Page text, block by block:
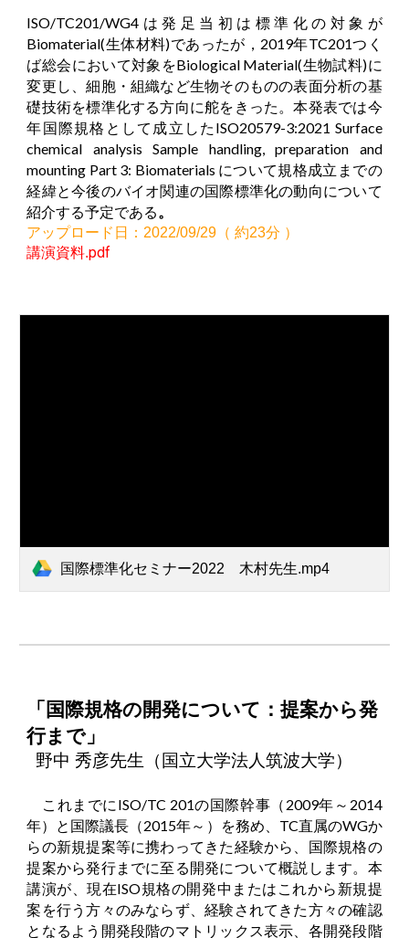
ISO/TC201/WG4は発足当初は標準化の対象が
Biomaterial(生体材料)であったが，2019年TC201つく
ば総会において対象をBiological Material(生物試料)に
変更し、細胞・組織など生物そのものの表面分析の基
礎技術を標準化する方向に舵をきった。本発表では今
年国際規格として成立したISO20579-3:2021 Surface
chemical analysis Sample handling, preparation and
mounting Part 3: Biomaterials について規格成立までの
経緯と今後のバイオ関連の国際標準化の動向について
紹介する予定である。
アップロード日：2022/09/29 （ 約23分 ）
講演資料.pdf
国際標準化セミナー2022 木村先生.mp4
「国際規格の開発について：提案から発
行まで」
野中 秀彦先生（国立大学法人筑波大学）
これまでにISO/TC 201の国際幹事（2009年～2014
年）と国際議長（2015年～）を務め、TC直属のWGか
らの新規提案等に携わってきた経験から、国際規格の
提案から発行までに至る開発について概説します。本
講演が、現在ISO規格の開発中またはこれから新規提
案を行う方々のみならず、経験されてきた方々の確認
となるよう開発段階のマトリックス表示、各開発段階